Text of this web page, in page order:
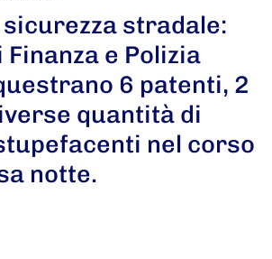
stradale:
e Polizia
6 patenti, 2
quantità di
nel corso
notte.